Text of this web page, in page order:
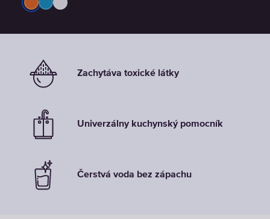
Zachytáva toxické látky
Univerzálny kuchynský pomocník
Čerstvá voda bez zápachu